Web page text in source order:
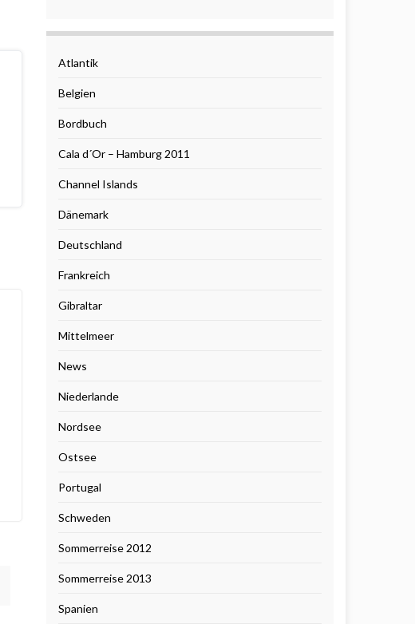
Atlantik
Belgien
Bordbuch
Cala d´Or – Hamburg 2011
Channel Islands
Dänemark
Deutschland
Frankreich
Gibraltar
Mittelmeer
News
Niederlande
Nordsee
Ostsee
Portugal
Schweden
Sommerreise 2012
Sommerreise 2013
Spanien